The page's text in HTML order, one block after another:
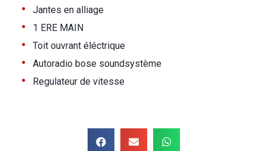
• Jantes en alliage
• 1 ERE MAIN
• Toit ouvrant éléctrique
• Autoradio bose soundsystème
• Regulateur de vitesse